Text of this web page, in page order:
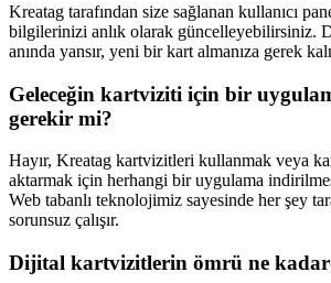
Kreatag tarafından size sağlanan kullanıcı
bilgilerinizi anlık olarak güncelleyebilirsiniz.
anında yansır, yeni bir kart almanıza gerek
Geleceğin kartviziti için bir
gerekir mi?
Hayır, Kreatag kartvizitleri kullanmak veya
aktarmak için herhangi bir uygulama
Web tabanlı teknolojimiz sayesinde her şey
sorunsuz çalışır.
Dijital kartvizitlerin ömrü ne